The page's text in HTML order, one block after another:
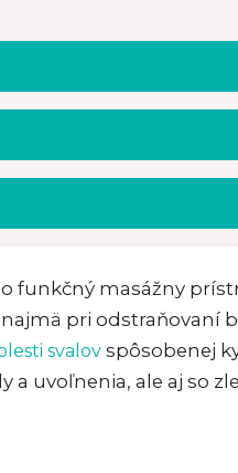
o funkčný masážny
pri odstraňovaní
svalov spôsobenej
uvoľnenia, ale aj so